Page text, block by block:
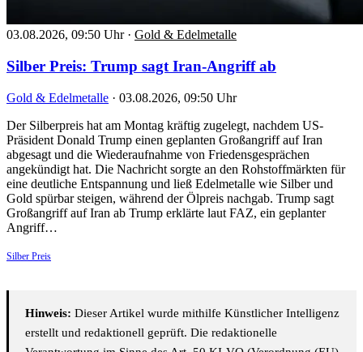
03.08.2026, 09:50 Uhr · Gold & Edelmetalle
Silber Preis: Trump sagt Iran-Angriff ab
Gold & Edelmetalle · 03.08.2026, 09:50 Uhr
Der Silberpreis hat am Montag kräftig zugelegt, nachdem US-
Präsident Donald Trump einen geplanten Großangriff auf Iran
abgesagt und die Wiederaufnahme von Friedensgesprächen
angekündigt hat. Die Nachricht sorgte an den Rohstoffmärkten für
eine deutliche Entspannung und ließ Edelmetalle wie Silber und
Gold spürbar steigen, während der Ölpreis nachgab. Trump sagt
Großangriff auf Iran ab Trump erklärte laut FAZ, ein geplanter
Angriff…
Silber Preis
Hinweis: Dieser Artikel wurde mithilfe Künstlicher Intelligenz
erstellt und redaktionell geprüft. Die redaktionelle